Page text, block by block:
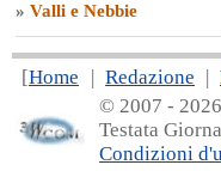
» Valli e Nebbie
[Home | Redazione |
© 2007 - 20
Testata
Condizioni